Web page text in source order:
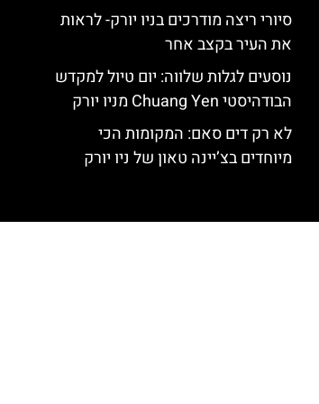
סיורי ריצה מודרכים בניו יורק- לראות
את העיר בקצב אחר
נוסעים לגלות שלווה: יום טיול למקדש
הבודהיסטי Chuang Yen מניו יורק
לא רק דים סאם: המקומות הכי
מיוחדים בצ’יינה טאון של ניו יורק